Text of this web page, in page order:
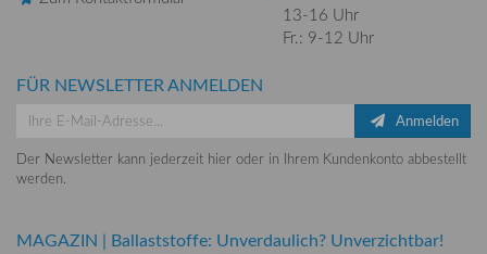
13-16 Uhr
Fr.: 9-12 Uhr
FÜR NEWSLETTER ANMELDEN
Anmelden
Der Newsletter kann jederzeit hier oder in Ihrem Kundenkonto abbestellt
werden.
MAGAZIN | Ballaststoffe: Unverdaulich? Unverzichtbar!